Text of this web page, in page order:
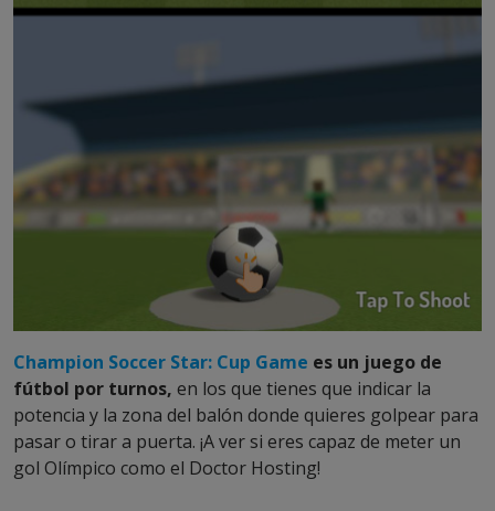
Champion Soccer Star: Cup Game es un juego de
fútbol por turnos, en los que tienes que indicar la
potencia y la zona del balón donde quieres golpear para
pasar o tirar a puerta. ¡A ver si eres capaz de meter un
gol Olímpico como el Doctor Hosting!